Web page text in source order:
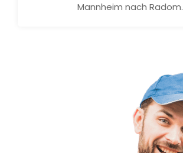
Mannheim nach Radom.